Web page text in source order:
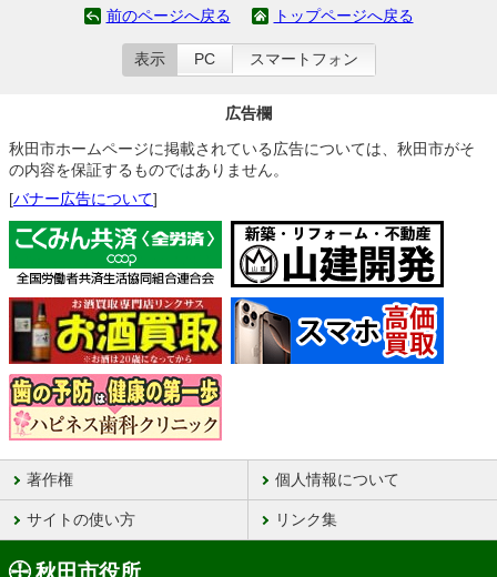
前のページへ戻る トップページへ戻る
表示 PC スマートフォン
広告欄
秋田市ホームページに掲載されている広告については、秋田市がそ
の内容を保証するものではありません。
[バナー広告について]
著作権 個人情報について
サイトの使い方 リンク集
秋田市役所